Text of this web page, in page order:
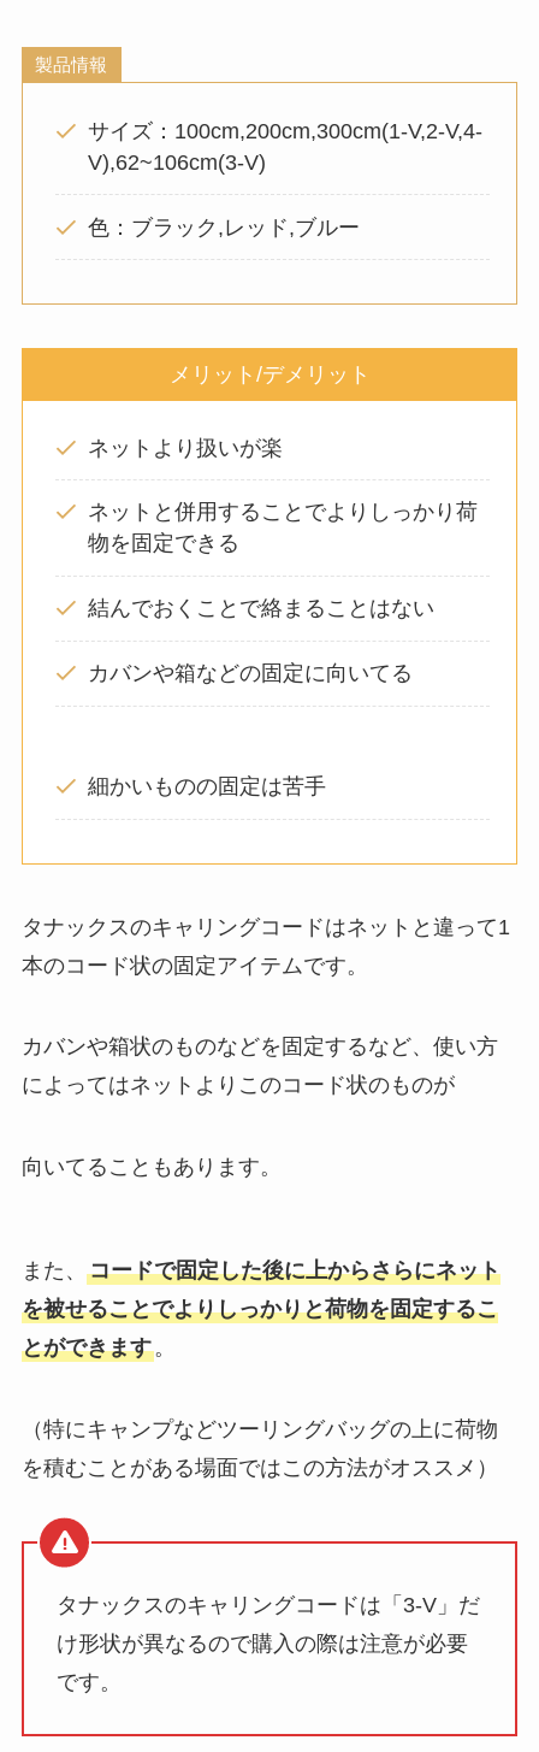
製品情報
サイズ：100cm,200cm,300cm(1-V,2-V,4-
V),62~106cm(3-V)
色：ブラック,レッド,ブルー
メリット/デメリット
ネットより扱いが楽
ネットと併用することでよりしっかり荷
物を固定できる
結んでおくことで絡まることはない
カバンや箱などの固定に向いてる
細かいものの固定は苦手
タナックスのキャリングコードはネットと違って1
本のコード状の固定アイテムです。
カバンや箱状のものなどを固定するなど、使い方
によってはネットよりこのコード状のものが
向いてることもあります。
また、 コードで固定した後に上からさらにネット
を被せることでよりしっかりと荷物を固定するこ
とができます。
（特にキャンプなどツーリングバッグの上に荷物
を積むことがある場面ではこの方法がオススメ）
タナックスのキャリングコードは「3-V」だ
け形状が異なるので購入の際は注意が必要
です。